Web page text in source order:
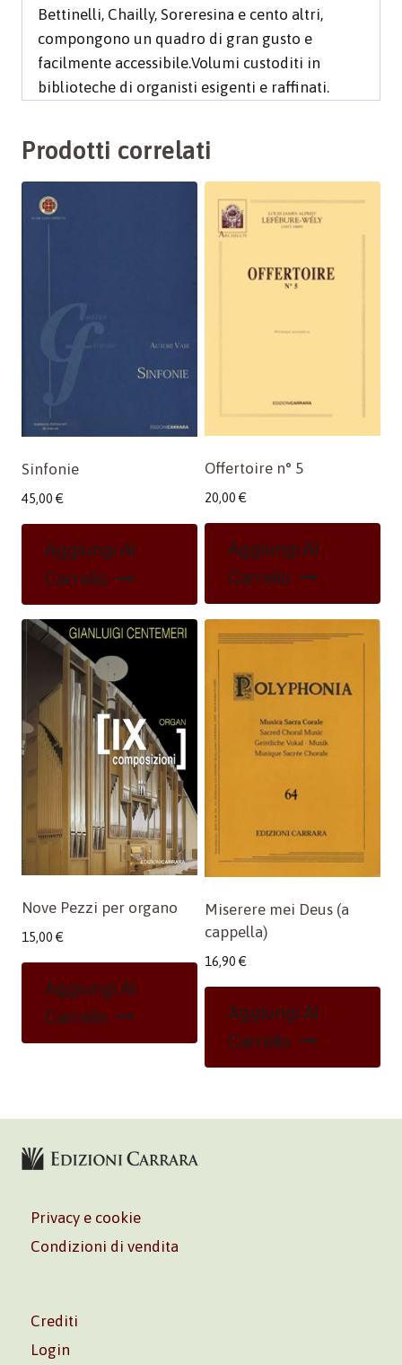
Bettinelli, Chailly, Soreresina e cento altri,
compongono un quadro di gran gusto e
facilmente accessibile.Volumi custoditi in
biblioteche di organisti esigenti e raffinati.
Prodotti correlati
Sinfonie
45,00 €
Aggiungi Al
Carrello
Offertoire n° 5
20,00 €
Aggiungi Al
Carrello
Nove Pezzi per organo
15,00 €
Aggiungi Al
Carrello
Miserere mei Deus (a
cappella)
16,90 €
Aggiungi Al
Carrello
Privacy e cookie
Condizioni di vendita
Crediti
Login